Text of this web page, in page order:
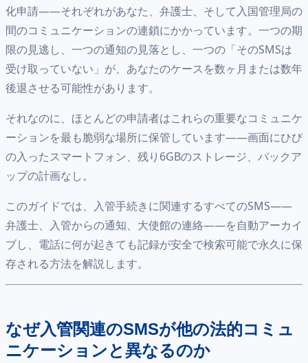
化申請——それぞれがあなた、弁護士、そして入国管理局の
間のコミュニケーションの連鎖にかかっています。一つの期
限の見逃し、一つの通知の見落とし、一つの「そのSMSは
受け取っていない」が、あなたのケースを数ヶ月または数年
後退させる可能性があります。
それなのに、ほとんどの申請者はこれらの重要なコミュニケ
ーションを最も脆弱な場所に保管しています——画面にひび
の入ったスマートフォン、残り6GBのストレージ、バックア
ップの計画なし。
このガイドでは、入管手続きに関連するすべてのSMS——
弁護士、入管からの通知、大使館の連絡——を自動アーカイ
ブし、電話に何が起きても記録が安全で検索可能で永久に保
存される方法を解説します。
なぜ入管関連のSMSが他の法的コミュ
ニケーションと異なるのか